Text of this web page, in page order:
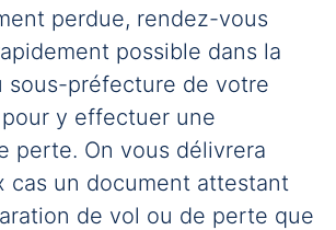
perdue, rendez-vous
possible dans la
sous-préfecture de votre
y effectuer une
perte. On vous délivrera
cas un document attestant
de vol ou de perte que